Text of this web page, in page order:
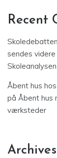
Recent
sendes
Åbent hus
på Åbent hus
værksteder
Archives